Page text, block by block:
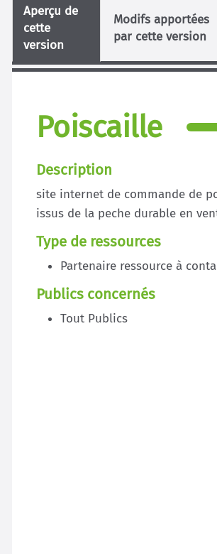
Aperçu de
cette
version
Modifs apportées
par cette version
Poiscaille
Description
site internet de commande de
issus de la peche durable en
Type de ressources
Partenaire ressource à
Publics concernés
Tout Publics